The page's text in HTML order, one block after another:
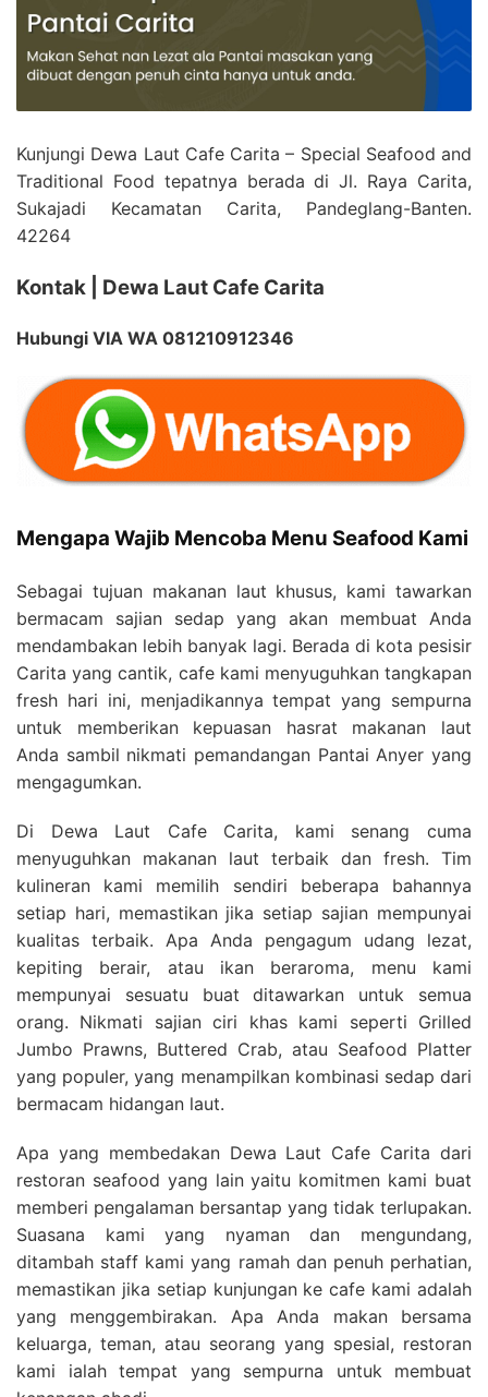
Kunjungi Dewa Laut Cafe Carita – Special Seafood and
Traditional Food tepatnya berada di Jl. Raya Carita,
Sukajadi Kecamatan Carita, Pandeglang-Banten.
42264
Kontak | Dewa Laut Cafe Carita
Hubungi VIA WA 081210912346
Mengapa Wajib Mencoba Menu Seafood Kami
Sebagai tujuan makanan laut khusus, kami tawarkan
bermacam sajian sedap yang akan membuat Anda
mendambakan lebih banyak lagi. Berada di kota pesisir
Carita yang cantik, cafe kami menyuguhkan tangkapan
fresh hari ini, menjadikannya tempat yang sempurna
untuk memberikan kepuasan hasrat makanan laut
Anda sambil nikmati pemandangan Pantai Anyer yang
mengagumkan.
Di Dewa Laut Cafe Carita, kami senang cuma
menyuguhkan makanan laut terbaik dan fresh. Tim
kulineran kami memilih sendiri beberapa bahannya
setiap hari, memastikan jika setiap sajian mempunyai
kualitas terbaik. Apa Anda pengagum udang lezat,
kepiting berair, atau ikan beraroma, menu kami
mempunyai sesuatu buat ditawarkan untuk semua
orang. Nikmati sajian ciri khas kami seperti Grilled
Jumbo Prawns, Buttered Crab, atau Seafood Platter
yang populer, yang menampilkan kombinasi sedap dari
bermacam hidangan laut.
Apa yang membedakan Dewa Laut Cafe Carita dari
restoran seafood yang lain yaitu komitmen kami buat
memberi pengalaman bersantap yang tidak terlupakan.
Suasana kami yang nyaman dan mengundang,
ditambah staff kami yang ramah dan penuh perhatian,
memastikan jika setiap kunjungan ke cafe kami adalah
yang menggembirakan. Apa Anda makan bersama
keluarga, teman, atau seorang yang spesial, restoran
kami ialah tempat yang sempurna untuk membuat